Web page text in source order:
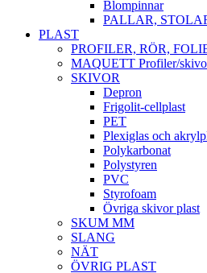
Blompinnar
PALLAR,
PLAST
PROFILER, RÖR,
MAQUETT Profiler/
SKIVOR
Depron
Frigolit-cellplast
PET
Plexiglas och
Polykarbonat
Polystyren
PVC
Styrofoam
Övriga skivor plast
SKUM MM
SLANG
NÄT
ÖVRIG PLAST